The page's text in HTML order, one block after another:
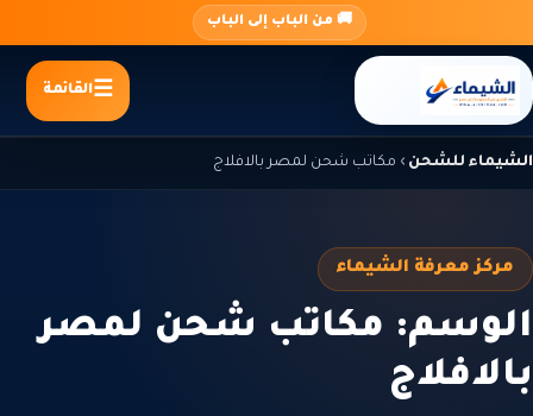
المحتوى
🚚 من الباب إلى الباب
القائمة
الشيماء للشحن › مكاتب شحن لمصر بالافلاج
مركز معرفة الشيماء
الوسم: مكاتب شحن لمصر
بالافلاج